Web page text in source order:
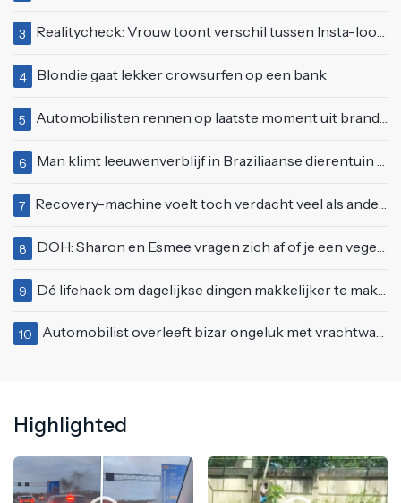
3 Realitycheck: Vrouw toont verschil tussen Insta-look en realiteit
4 Blondie gaat lekker crowsurfen op een bank
5 Automobilisten rennen op laatste moment uit brandende auto op de A58
6 Man klimt leeuwenverblijf in Braziliaanse dierentuin en overleeft het niet
7 Recovery-machine voelt toch verdacht veel als ander soort work-out
8 DOH: Sharon en Esmee vragen zich af of je een vegetariër bent als je kip eet
9 Dé lifehack om dagelijkse dingen makkelijker te maken
10 Automobilist overleeft bizar ongeluk met vrachtwagen
Highlighted